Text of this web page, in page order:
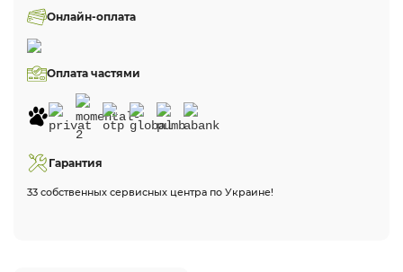
Онлайн-оплата
Оплата частями
Гарантия
33 собственных сервисных центра по Украине!